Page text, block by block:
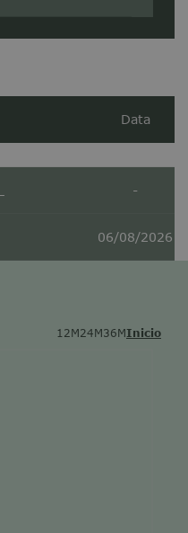
Data
-
06/08/2026
12M24M36MInicio